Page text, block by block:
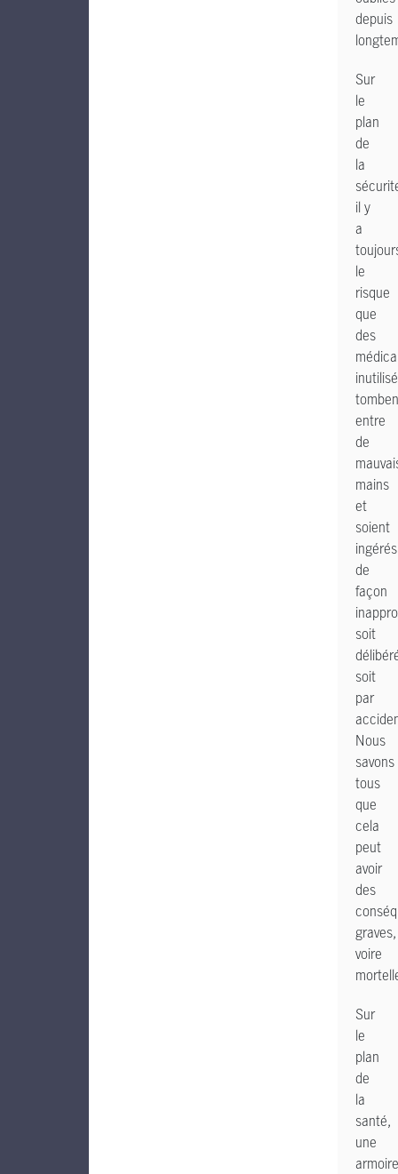
depuis
Sur
le
plan
de
la
il y
a
le
risque
que
des
entre
de
mains
et
soient
ingérés
de
façon
soit
soit
par
Nous
savons
tous
que
cela
peut
avoir
des
graves,
voire
Sur
le
plan
de
la
santé,
une
armoire